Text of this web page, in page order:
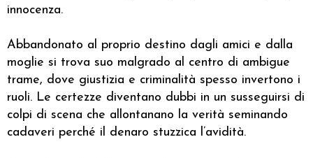
innocenza.
Abbandonato al proprio destino dagli amici e dalla
moglie si trova suo malgrado al centro di ambigue
trame, dove giustizia e criminalità spesso invertono i
ruoli. Le certezze diventano dubbi in un susseguirsi di
colpi di scena che allontanano la verità seminando
cadaveri perché il denaro stuzzica l’avidità.